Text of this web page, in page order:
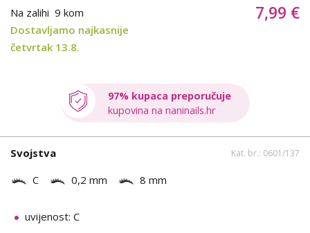
Na zalihi 9 kom
Dostavljamo najkasnije
četvrtak 13.8.
7,99 €
97% kupaca preporučuje
kupovina na naninails.hr
Svojstva Kat. br.: 0601/137
C 0,2 mm 8 mm
uvijenost: C